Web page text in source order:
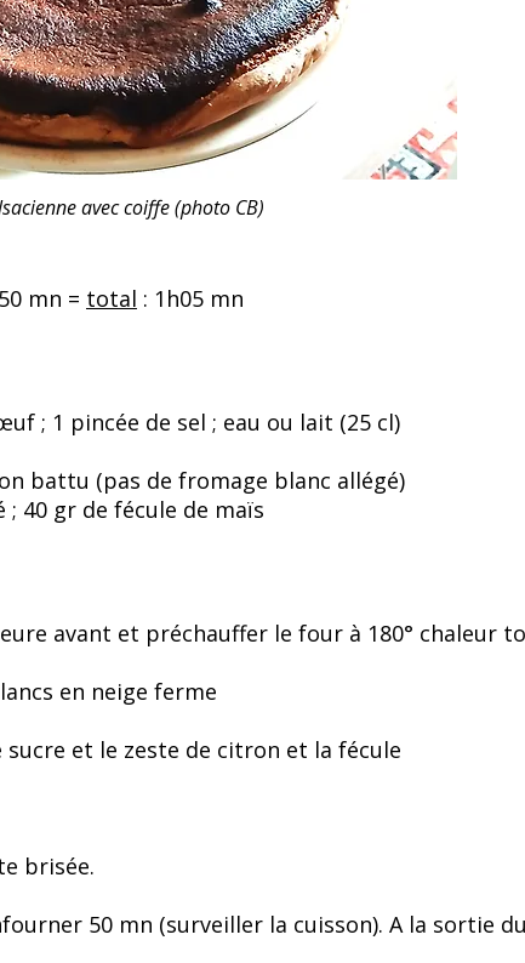
avec coiffe (photo CB)
mn = total : 1h05 mn
; 1 pincée de sel ; eau ou lait (25 cl)
battu (pas de fromage blanc allégé)
40 gr de fécule de maïs
avant et préchauffer le four à 180° chaleur
en neige ferme
et le zeste de citron et la fécule
brisée.
50 mn (surveiller la cuisson). A la sortie